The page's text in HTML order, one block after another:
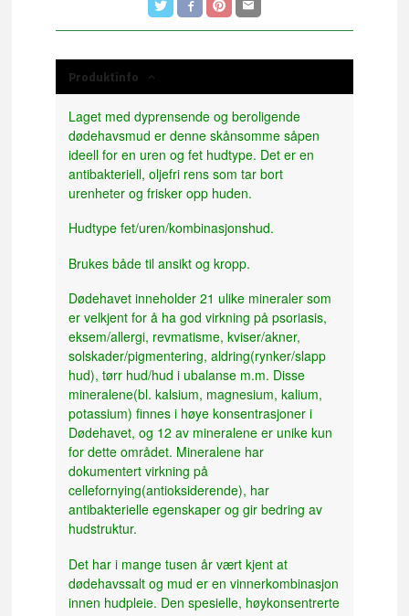
Produktinfo
Laget med dyprensende og beroligende
dødehavsmud er denne skånsomme såpen
ideell for en uren og fet hudtype. Det er en
antibakteriell, oljefri rens som tar bort
urenheter og frisker opp huden.
Hudtype fet/uren/kombinasjonshud.
Brukes både til ansikt og kropp.
Dødehavet inneholder 21 ulike mineraler som
er velkjent for å ha god virkning på psoriasis,
eksem/allergi, revmatisme, kviser/akner,
solskader/pigmentering, aldring(rynker/slapp
hud), tørr hud/hud i ubalanse m.m. Disse
mineralene(bl. kalsium, magnesium, kalium,
potassium) finnes i høye konsentrasjoner i
Dødehavet, og 12 av mineralene er unike kun
for dette området. Mineralene har
dokumentert virkning på
cellefornying(antioksiderende), har
antibakterielle egenskaper og gir bedring av
hudstruktur.
Det har i mange tusen år vært kjent at
dødehavssalt og mud er en vinnerkombinasjon
innen hudpleie. Den spesielle, høykonsentrerte